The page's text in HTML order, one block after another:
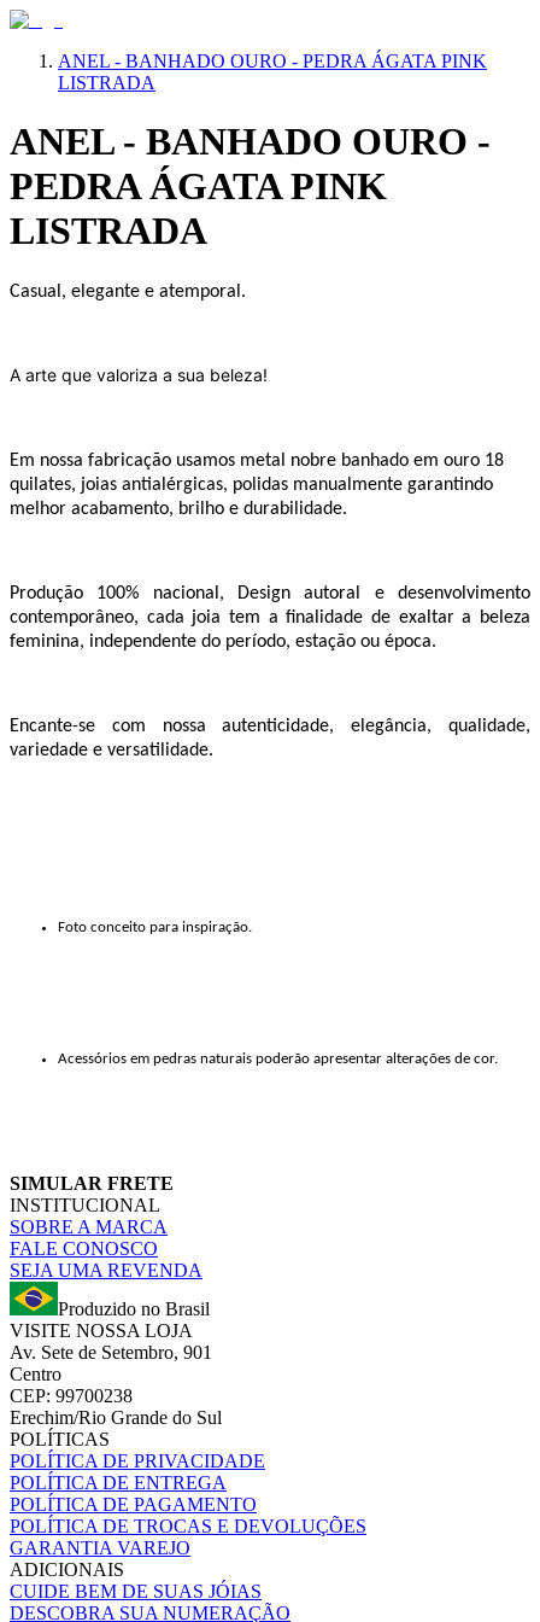
ANEL - BANHADO OURO - PEDRA ÁGATA PINK
LISTRADA
ANEL - BANHADO OURO -
PEDRA ÁGATA PINK
LISTRADA
Casual, elegante e atemporal.
A arte que valoriza a sua beleza!
Em nossa fabricação usamos metal nobre banhado em ouro 18
quilates, joias antialérgicas, polidas manualmente garantindo
melhor acabamento, brilho e durabilidade.
Produção 100% nacional, Design autoral e desenvolvimento
contemporâneo, cada joia tem a finalidade de exaltar a beleza
feminina, independente do período, estação ou época.
Encante-se com nossa autenticidade, elegância, qualidade,
variedade e versatilidade.
Foto conceito para inspiração.
Acessórios em pedras naturais poderão apresentar alterações de cor.
SIMULAR FRETE
INSTITUCIONAL
SOBRE A MARCA
FALE CONOSCO
SEJA UMA REVENDA
Produzido no Brasil
VISITE NOSSA LOJA
Av. Sete de Setembro, 901
Centro
CEP: 99700238
Erechim/Rio Grande do Sul
POLÍTICAS
POLÍTICA DE PRIVACIDADE
POLÍTICA DE ENTREGA
POLÍTICA DE PAGAMENTO
POLÍTICA DE TROCAS E DEVOLUÇÕES
GARANTIA VAREJO
ADICIONAIS
CUIDE BEM DE SUAS JÓIAS
DESCOBRA SUA NUMERAÇÃO